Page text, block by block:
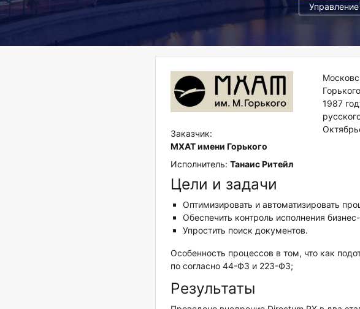
Заказчик:
МХАТ имени Горького
Исполнитель: Танаис Ритейл
1987
Цели и задачи
Оптимизировать и автоматизировать
Обеспечить контроль исполнения
Упростить поиск документов.
Особенность процессов в том, что как
по согласно 44-ФЗ и 223-ФЗ;
Результаты